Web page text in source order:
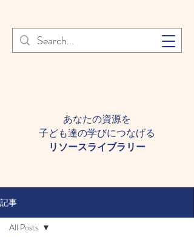
登録者様へ 個人情報の取り扱
いについて Learn More
あなたの資源を
子ども達の学びにつなげる​
​リソースライブラリー
記事
All Posts